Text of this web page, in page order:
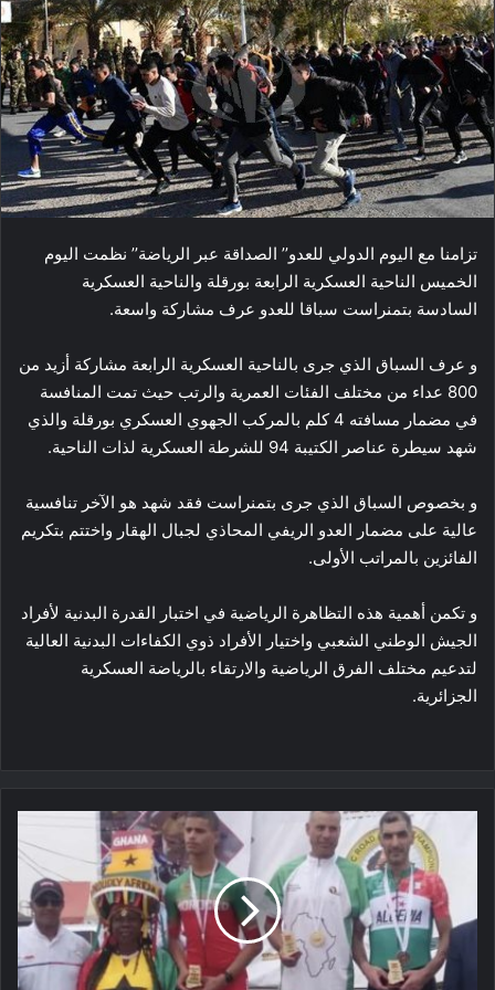
تزامنا مع اليوم الدولي للعدو’’ الصداقة عبر الرياضة’’ نظمت اليوم
الخميس الناحية العسكرية الرابعة بورقلة والناحية العسكرية
السادسة بتمنراست سباقا للعدو عرف مشاركة واسعة.
و عرف السباق الذي جرى بالناحية العسكرية الرابعة مشاركة أزيد من
800 عداء من مختلف الفئات العمرية والرتب حيث تمت المنافسة
في مضمار مسافته 4 كلم بالمركب الجهوي العسكري بورقلة والذي
شهد سيطرة عناصر الكتيبة 94 للشرطة العسكرية لذات الناحية.
و بخصوص السباق الذي جرى بتمنراست فقد شهد هو الآخر تنافسية
عالية على مضمار العدو الريفي المحاذي لجبال الهقار واختتم بتكريم
الفائزين بالمراتب الأولى.
و تكمن أهمية هذه التظاهرة الرياضية في اختبار القدرة البدنية لأفراد
الجيش الوطني الشعبي واختيار الأفراد ذوي الكفاءات البدنية العالية
لتدعيم مختلف الفرق الرياضية والارتقاء بالرياضة العسكرية
الجزائرية.
الافريقية
للدراجات
2023